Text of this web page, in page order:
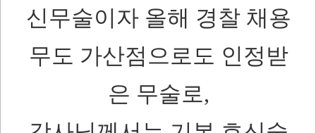
신무술이자 올해 경찰 채용
무도 가산점으로도 인정받
은 무술로,